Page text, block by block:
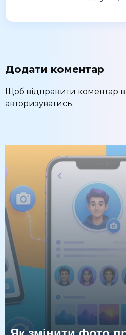
Додати коментар
Щоб відправити коментар
авторизуватись.